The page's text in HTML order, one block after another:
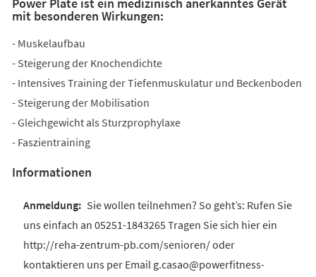
mit besonderen Wirkungen:
- Muskelaufbau
- Steigerung der Knochendichte
- Intensives Training der Tiefenmuskulatur und Beckenboden
- Steigerung der Mobilisation
- Gleichgewicht als Sturzprophylaxe
- Faszientraining
Informationen
Sie wollen teilnehmen? So geht’s: Rufen Sie
uns einfach an 05251-1843265 Tragen Sie sich hier ein
http://reha-zentrum-pb.com/senioren/ oder
kontaktieren uns per Email g.casao@powerfitness-